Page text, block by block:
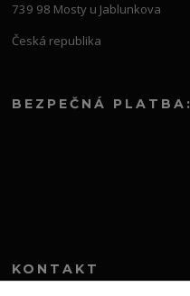
739 98 Mosty u Jablunkova
Česká republika
BEZPEČNÁ PLATBA:
KONTAKT